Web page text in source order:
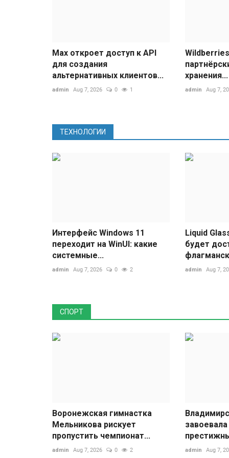
Засвечен кроссовер Geely
семейства
admin
Прощай, август: туристы
admin Aug 7, 2026
Max откроет доступ к API
для создания
альтернативных клиентов...
admin Aug 7, 2026 0 1
хранения...
admin Aug 7,
ТЕХНОЛОГИИ
Интерфейс Windows 11
переходит на WinUI: какие
системные...
admin Aug 7, 2026 0 2
Liquid
будет
admin Aug 7,
СПОРТ
Воронежская гимнастка
Мельникова рискует
пропустить чемпионат...
admin Aug 7, 2026 0 2 admin Aug 7,